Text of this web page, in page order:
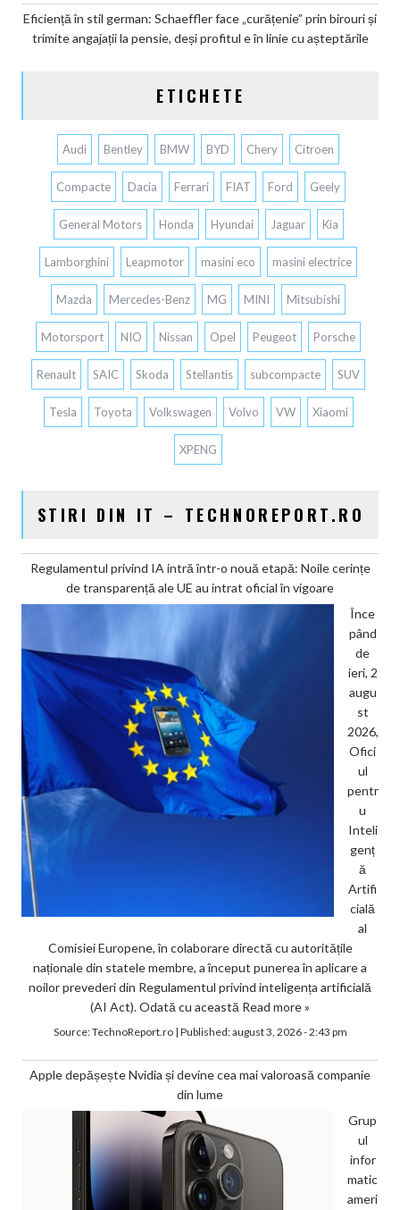
Eficiență în stil german: Schaeffler face „curățenie” prin birouri și
trimite angajații la pensie, deși profitul e în linie cu așteptările
ETICHETE
Audi Bentley BMW BYD Chery Citroen
Compacte Dacia Ferrari FIAT Ford Geely
General Motors Honda Hyundai Jaguar Kia
Lamborghini Leapmotor masini eco masini electrice
Mazda Mercedes-Benz MG MINI Mitsubishi
Motorsport NIO Nissan Opel Peugeot Porsche
Renault SAIC Skoda Stellantis subcompacte SUV
Tesla Toyota Volkswagen Volvo VW Xiaomi
XPENG
STIRI DIN IT – TECHNOREPORT.RO
Regulamentul privind IA intră într-o nouă etapă: Noile cerințe
de transparență ale UE au intrat oficial în vigoare
Înce
pând
de
ieri, 2
augu
st
2026,
Ofici
ul
pentr
u
Inteli
genț
ă
Artifi
cială
al
Comisiei Europene, în colaborare directă cu autoritățile
naționale din statele membre, a început punerea în aplicare a
noilor prevederi din Regulamentul privind inteligența artificială
(AI Act). Odată cu această Read more »
Source:TechnoReport.ro| Published:august 3, 2026 - 2:43 pm
Apple depășește Nvidia și devine cea mai valoroasă companie
din lume
Grup
ul
infor
matic
ameri